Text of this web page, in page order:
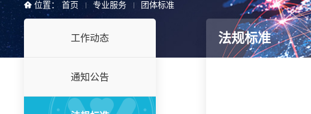
位置： 首页 专业服务 团体标准
工作动态
通知公告
法规标准